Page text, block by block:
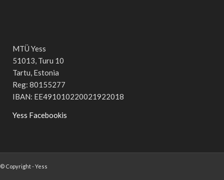
MTÜ Yess
51013, Turu 10
Tartu, Estonia
Reg: 80155277
IBAN: EE491010220021922018
Yess Facebookis
© Copyright - Yess